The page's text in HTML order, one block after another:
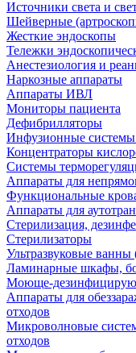
Источники света и
Шейверные
Жесткие эндоскопы
Тележки
Анестезиология и
Наркозные аппараты
Аппараты ИВЛ
Мониторы пациента
Дефибрилляторы
Инфузионные системы
Концентраторы
Системы
Аппараты для
Функциональные
Аппараты для
Стерилизация,
Стерилизаторы
Ультразвуковые
Ламинарные шкафы,
Моюще-
Аппараты для
отходов
Микроволновые
отходов